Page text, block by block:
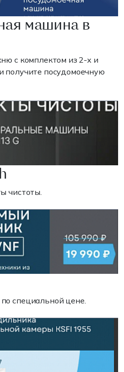
машина в
с комплектом из 2-х и
получите посудомоечную
чистоты.
специальной цене.